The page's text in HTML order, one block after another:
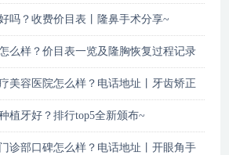
吗？收费价目表丨隆鼻手术分享~
么样？价目表一览及隆胸恢复过程记录
美容医院怎么样？电话地址丨牙齿矫正
植牙好？排行top5全新颁布~
诊部口碑怎么样？电话地址丨开眼角手